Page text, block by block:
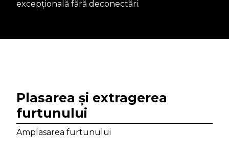
excepțională fără deconectări.
Plasarea și extragerea
furtunului
Amplasarea furtunului